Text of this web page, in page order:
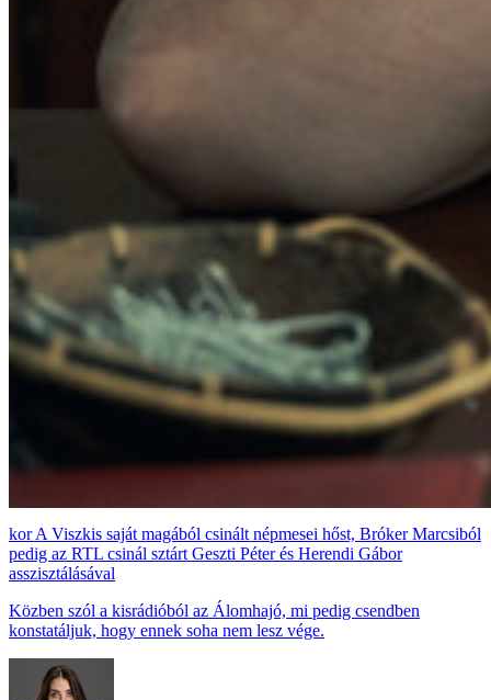
A Viszkis saját magából csinált népmesei hőst, Bróker Marcsiból
pedig az RTL csinál sztárt Geszti Péter és Herendi Gábor
asszisztálásával
Közben szól a kisrádióból az Álomhajó, mi pedig csendben
konstatáljuk, hogy ennek soha nem lesz vége.